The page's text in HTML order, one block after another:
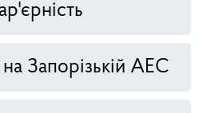
на Запорізькій АЕС